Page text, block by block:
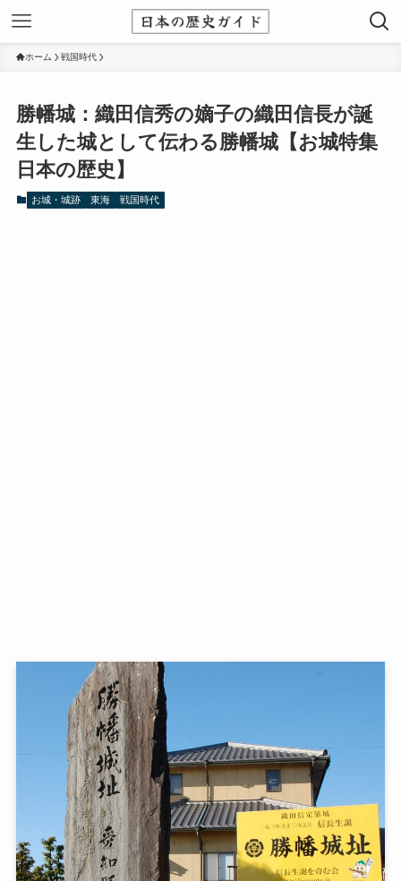
ホーム 戦国時代
勝幡城：織田信秀の嫡子の織田信長が誕
生した城として伝わる勝幡城【お城特集
日本の歴史】
お城・城跡 東海 戦国時代